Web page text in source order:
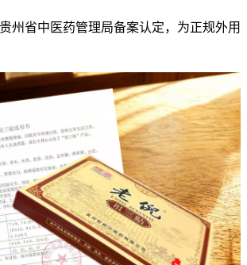
省中医药管理局备案认定，为正规外用